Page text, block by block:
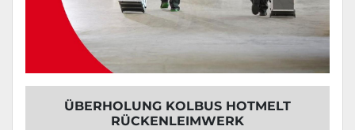
ÜBERHOLUNG KOLBUS HOTMELT
RÜCKENLEIMWERK